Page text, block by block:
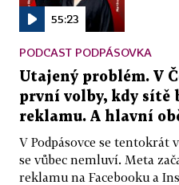
55:23
PODCAST PODPÁSOVKA
Utajený problém. V
první volby, kdy
reklamu. A hlavní
V Podpásovce se tentokrát
se vůbec nemluví. Meta
reklamu na Facebooku a